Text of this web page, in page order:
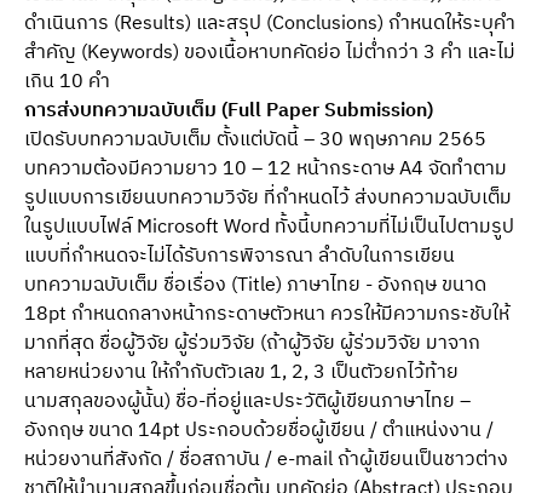
ดำเนินการ (Results) และสรุป (Conclusions) กำหนดให้ระบุคำ
สำคัญ (Keywords) ของเนื้อหาบทคัดย่อ ไม่ต่ำกว่า 3 คำ และไม่
เกิน 10 คำ
การส่งบทความฉบับเต็ม (Full Paper Submission)
เปิดรับบทความฉบับเต็ม ตั้งแต่บัดนี้ – 30 พฤษภาคม 2565
บทความต้องมีความยาว 10 – 12 หน้ากระดาษ A4 จัดทำตาม
รูปแบบการเขียนบทความวิจัย ที่กำหนดไว้ ส่งบทความฉบับเต็ม
ในรูปแบบไฟล์ Microsoft Word ทั้งนี้บทความที่ไม่เป็นไปตามรูป
แบบที่กำหนดจะไม่ได้รับการพิจารณา ลำดับในการเขียน
บทความฉบับเต็ม ชื่อเรื่อง (Title) ภาษาไทย - อังกฤษ ขนาด
18pt กำหนดกลางหน้ากระดาษตัวหนา ควรให้มีความกระชับให้
มากที่สุด ชื่อผู้วิจัย ผู้ร่วมวิจัย (ถ้าผู้วิจัย ผู้ร่วมวิจัย มาจาก
หลายหน่วยงาน ให้กำกับตัวเลข 1, 2, 3 เป็นตัวยกไว้ท้าย
นามสกุลของผู้นั้น) ชื่อ-ที่อยู่และประวัติผู้เขียนภาษาไทย –
อังกฤษ ขนาด 14pt ประกอบด้วยชื่อผู้เขียน / ตำแหน่งงาน /
หน่วยงานที่สังกัด / ชื่อสถาบัน / e-mail ถ้าผู้เขียนเป็นชาวต่าง